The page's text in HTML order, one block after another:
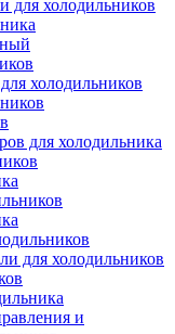
для холодильников
холодильников
для холодильника
для холодильников
и